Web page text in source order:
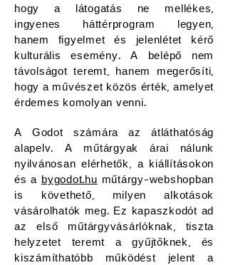
hogy a látogatás ne mellékes,
ingyenes háttérprogram legyen,
hanem figyelmet és jelenlétet kérő
kulturális esemény. A belépő nem
távolságot teremt, hanem megerősíti,
hogy a művészet közös érték, amelyet
érdemes komolyan venni.
A Godot számára az átláthatóság
alapelv. A műtárgyak árai nálunk
nyilvánosan elérhetők, a kiállításokon
és a bygodot.hu műtárgy-webshopban
is követhető, milyen alkotások
vásárolhatók meg. Ez kapaszkodót ad
az első műtárgyvásárlóknak, tiszta
helyzetet teremt a gyűjtőknek, és
kiszámíthatóbb működést jelent a